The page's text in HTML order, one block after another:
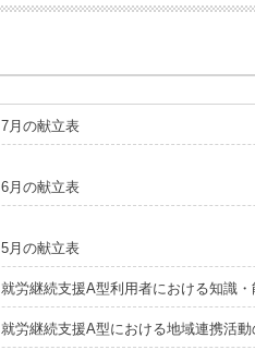
7月の献立表
6月の献立表
5月の献立表
就労継続支援A型利用者における知識
就労継続支援A型における地域連携活動